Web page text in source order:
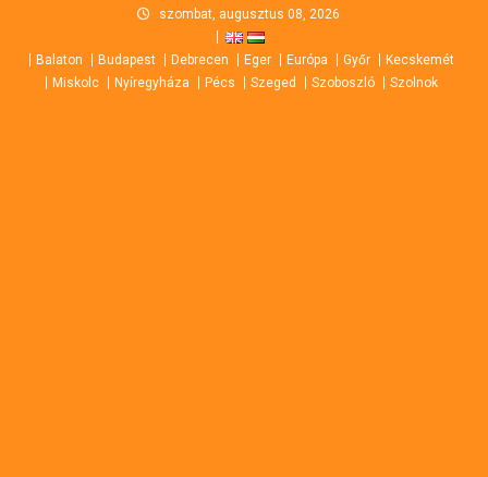
content
szombat, augusztus 08, 2026
Balaton Budapest Debrecen Eger Európa Győr
Kecskemét
Miskolc
Nyíregyháza Pécs Szeged Szoboszló Szolnok